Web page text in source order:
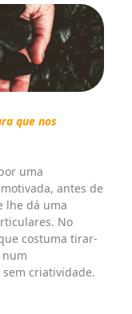
que nos
uma
antes de
lhe dá uma
No
costuma tirar-
sem criatividade.